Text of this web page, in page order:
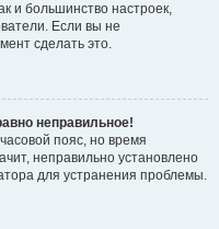
и большинство настроек,
Если вы не
сделать это.
неправильное!
пояс, но время
неправильно установлено
для устранения проблемы.